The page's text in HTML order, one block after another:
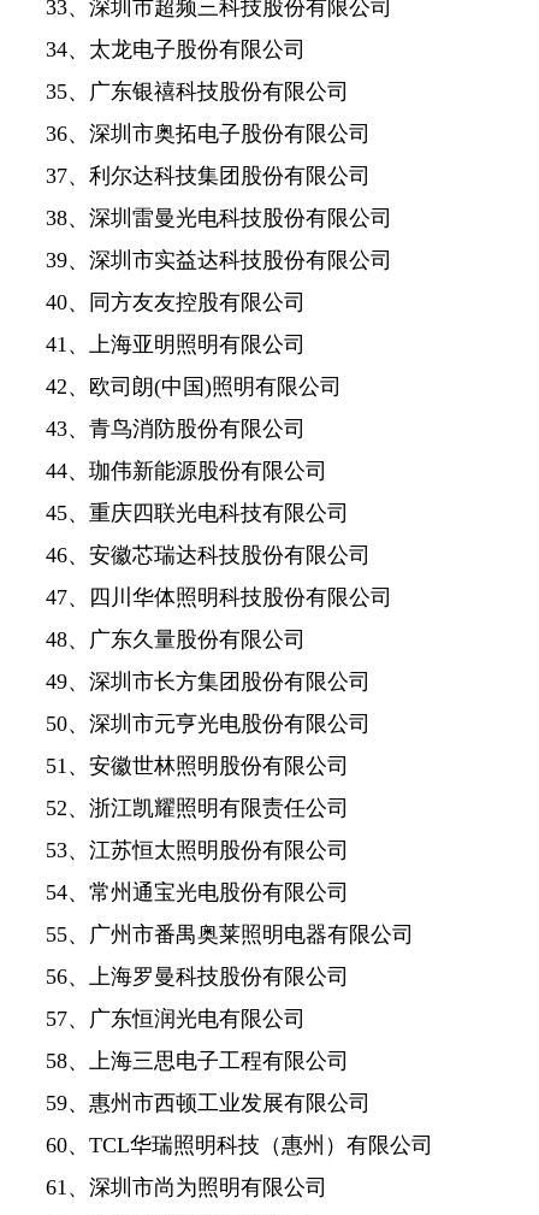
33、深圳市超频三科技股份有限公司
34、太龙电子股份有限公司
35、广东银禧科技股份有限公司
36、深圳市奥拓电子股份有限公司
37、利尔达科技集团股份有限公司
38、深圳雷曼光电科技股份有限公司
39、深圳市实益达科技股份有限公司
40、同方友友控股有限公司
41、上海亚明照明有限公司
42、欧司朗(中国)照明有限公司
43、青鸟消防股份有限公司
44、珈伟新能源股份有限公司
45、重庆四联光电科技有限公司
46、安徽芯瑞达科技股份有限公司
47、四川华体照明科技股份有限公司
48、广东久量股份有限公司
49、深圳市长方集团股份有限公司
50、深圳市元亨光电股份有限公司
51、安徽世林照明股份有限公司
52、浙江凯耀照明有限责任公司
53、江苏恒太照明股份有限公司
54、常州通宝光电股份有限公司
55、广州市番禺奥莱照明电器有限公司
56、上海罗曼科技股份有限公司
57、广东恒润光电有限公司
58、上海三思电子工程有限公司
59、惠州市西顿工业发展有限公司
60、TCL华瑞照明科技（惠州）有限公司
61、深圳市尚为照明有限公司